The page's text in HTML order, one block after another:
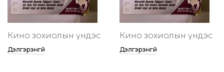
Кино зохиолын үндэс
Дэлгэрэнгүй
Кино зохиолын үндэс
Дэлгэрэнгүй